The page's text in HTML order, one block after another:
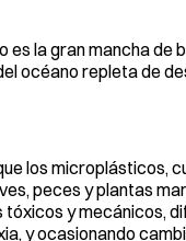
es la gran mancha de
océano repleta de
los microplásticos,
peces y plantas
y mecánicos,
y ocasionando